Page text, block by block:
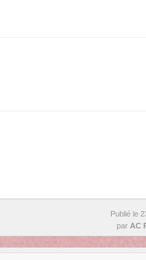
Publié le
par AC